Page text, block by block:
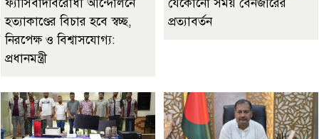
ফ্যাসিবাদবিরোধী আন্দোলনে
হত্যাকাণ্ডের বিচার হবে স্বচ্ছ,
নিরপেক্ষ ও বিশ্বাসযোগ্য:
প্রধানমন্ত্রী
যেকোনো সময় বেনজীরের
প্রত্যাবর্তন